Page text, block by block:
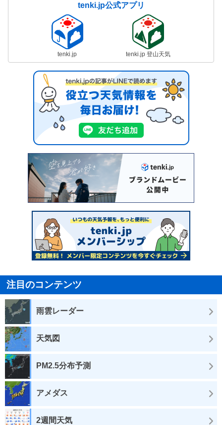
tenki.jp公式アプリ
tenki.jp tenki.jp 登山天気
注目のコンテンツ
雨雲レーダー
天気図
PM2.5分布予測
アメダス
2週間天気